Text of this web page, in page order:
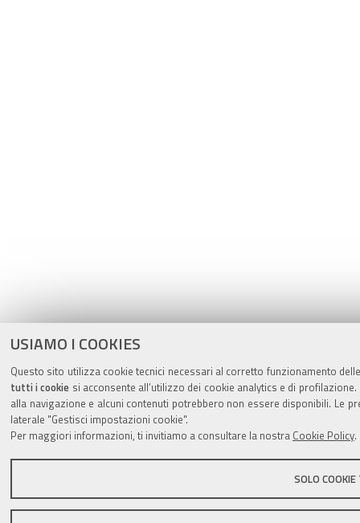
USIAMO I COOKIES
Questo sito utilizza cookie tecnici necessari al corretto funzionamento
tutti i cookie si acconsente all’utilizzo dei cookie analytics e di
alla navigazione e alcuni contenuti potrebbero non essere disponibili. Le
laterale "Gestisci impostazioni cookie".
Per maggiori informazioni, ti invitiamo a consultare la nostra Cookie Policy.
SOLO COOKIE